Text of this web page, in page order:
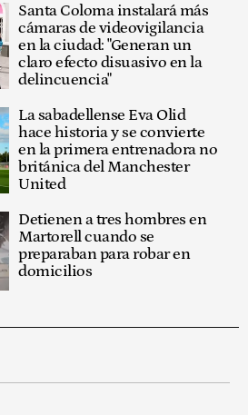
Santa Coloma instalará más
cámaras de videovigilancia
en la ciudad: "Generan un
claro efecto disuasivo en la
delincuencia"
La sabadellense Eva Olid
hace historia y se convierte
en la primera entrenadora no
británica del Manchester
United
Detienen a tres hombres en
Martorell cuando se
preparaban para robar en
domicilios